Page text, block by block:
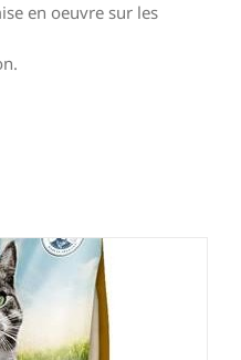
en oeuvre sur les